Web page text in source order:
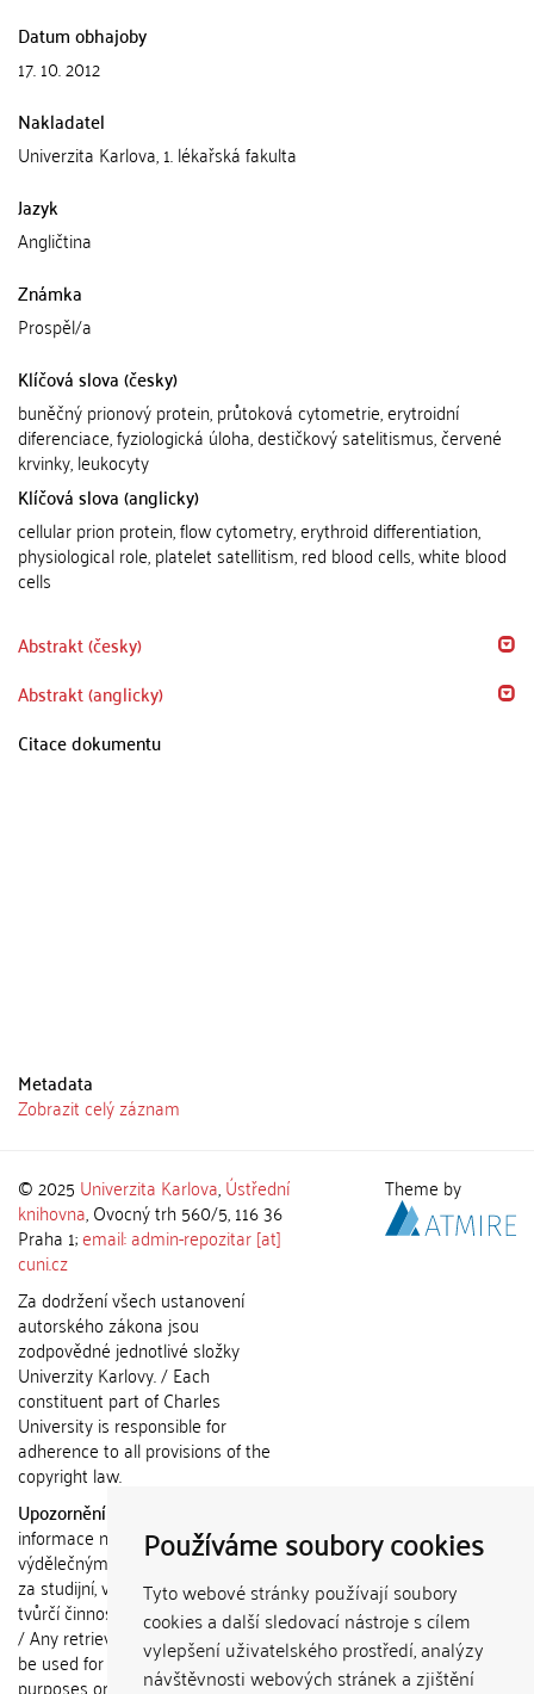
Používáme soubory cookies
Tyto webové stránky používají soubory
cookies a další sledovací nástroje s cílem
vylepšení uživatelského prostředí, analýzy
návštěvnosti webových stránek a zjištění
Datum obhajoby
17. 10. 2012
Nakladatel
Univerzita Karlova, 1. lékařská fakulta
Jazyk
Angličtina
Známka
Prospěl/a
Klíčová slova (česky)
buněčný prionový protein, průtoková cytometrie, erytroidní
diferenciace, fyziologická úloha, destičkový satelitismus, červené
krvinky, leukocyty
Klíčová slova (anglicky)
cellular prion protein, flow cytometry, erythroid differentiation,
physiological role, platelet satellitism, red blood cells, white blood
cells
Abstrakt (česky)
Abstrakt (anglicky)
Citace dokumentu
Metadata
Zobrazit celý záznam
© 2025 Univerzita Karlova,Ústřední
knihovna, Ovocný trh 560/5, 116 36
Praha 1;email: admin-repozitar [at]
cuni.cz
Za dodržení všech ustanovení
autorského zákona jsou
zodpovědné jednotlivé složky
Univerzity Karlovy. / Each
constituent part of Charles
University is responsible for
adherence to all provisions of the
copyright law.
Upozornění / Notice:
informace nemohou být použity k
výdělečným účelům nebo vydávány
za studijní, vědeckou nebo jinou
tvůrčí činnost jiné osoby než autora.
/ Any retrieved information shall not
be used for any commercial
purposes or claimed as results of
Theme by